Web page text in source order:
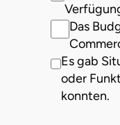
Das
Es gab
oder
konnten.